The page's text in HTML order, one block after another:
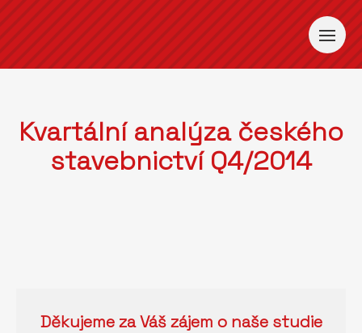
Kvartální analýza českého
stavebnictví Q4/2014
Děkujeme za Váš zájem o naše studie